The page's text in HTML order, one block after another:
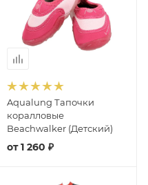
Aqualung Тапочки
коралловые
Beachwalker (Детский)
от1 260 ₽